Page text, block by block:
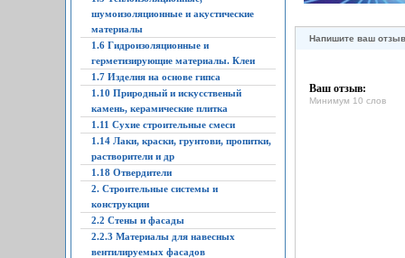
шумоизоляционные и акустические
материалы
1.6 Гидроизоляционные и
герметизирующие материалы. Клеи
1.7 Изделия на основе гипса
1.10 Природный и искусственый
камень, керамические плитка
1.11 Сухие строительные смеси
1.14 Лаки, краски, грунтови, пропитки,
растворители и др
1.18 Отвердители
2. Строительные системы и
конструкции
2.2 Стены и фасады
2.2.3 Материалы для навесных
вентилируемых фасадов
Напишите ваш отзыв
Ваш отзыв:
Минимум 10 слов